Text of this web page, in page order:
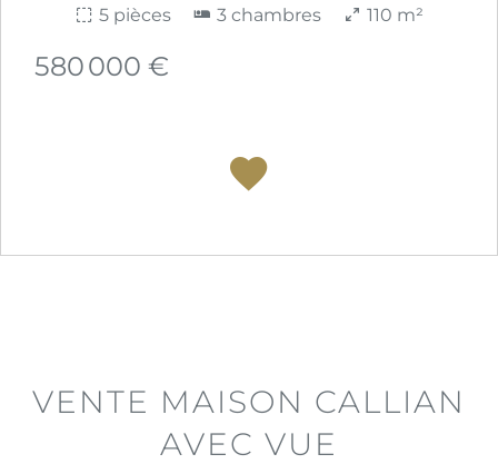
5 pièces 3 chambres 110 m²
580 000 €
VENTE MAISON CALLIAN
AVEC VUE